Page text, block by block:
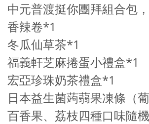
中元普渡挺你團拜組合包
香辣卷*1
冬瓜仙草茶*1
福義軒芝麻捲蛋小禮盒*1
宏亞珍珠奶茶禮盒*1
日本益生菌蒟蒻果凍條（葡
百香果、荔枝四種口味隨機